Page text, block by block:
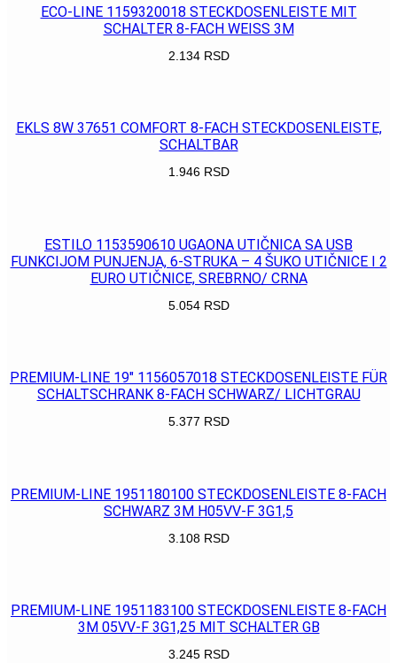
ECO-LINE 1159320018 STECKDOSENLEISTE MIT
SCHALTER 8-FACH WEISS 3M
2.134 RSD
EKLS 8W 37651 COMFORT 8-FACH STECKDOSENLEISTE,
SCHALTBAR
1.946 RSD
ESTILO 1153590610 UGAONA UTIČNICA SA USB
FUNKCIJOM PUNJENJA, 6-STRUKA – 4 ŠUKO UTIČNICE I 2
EURO UTIČNICE, SREBRNO/ CRNA
5.054 RSD
PREMIUM-LINE 19″ 1156057018 STECKDOSENLEISTE FÜR
SCHALTSCHRANK 8-FACH SCHWARZ/ LICHTGRAU
5.377 RSD
PREMIUM-LINE 1951180100 STECKDOSENLEISTE 8-FACH
SCHWARZ 3M H05VV-F 3G1,5
3.108 RSD
PREMIUM-LINE 1951183100 STECKDOSENLEISTE 8-FACH
3M 05VV-F 3G1,25 MIT SCHALTER GB
3.245 RSD